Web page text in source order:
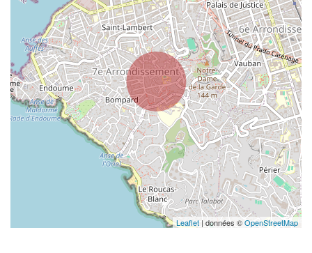
Leaflet | données ©OpenStreetMap